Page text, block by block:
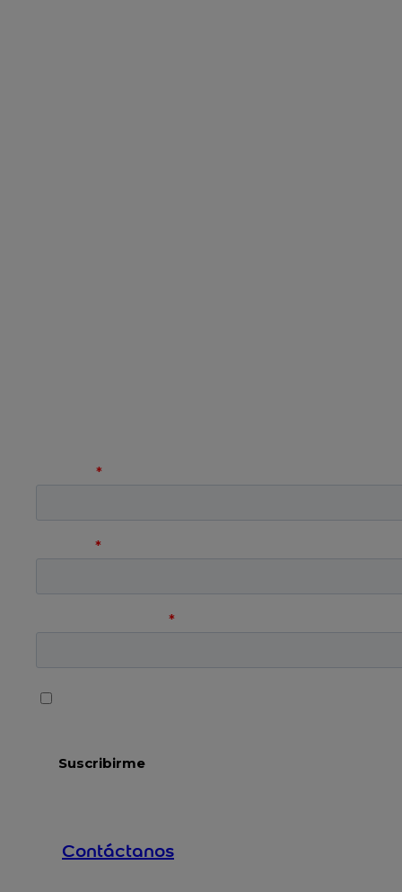
Contáctanos